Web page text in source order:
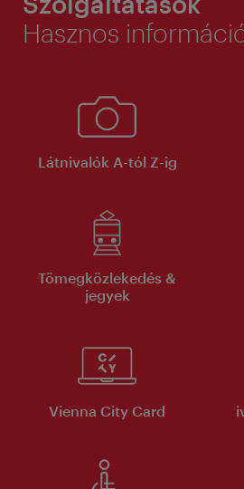
Hasznos
Látnivalók A-tól Z-ig
Tömegközlekedés &
jegyek
Vienna City Card